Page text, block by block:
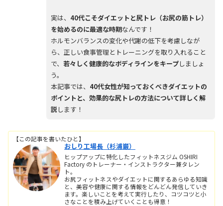
実は、 40代こそダイエットと尻トレ（お尻の筋トレ）
を始めるのに最適な時期なんです！
ホルモンバランスの変化や代謝の低下を考慮しなが
ら、正しい食事管理とトレーニングを取り入れること
で、 若々しく健康的なボディラインをキープしましょ
う。
本記事では、 40代女性が知っておくべきダイエットの
ポイントと、効果的な尻トレの方法について詳しく解
説 します！
【この記事を書いたひと】
おしり工場長（杉浦巌）
ヒップアップに特化したフィットネスジム OSHIRI
Factory のトレーナー・インストラクター兼タレン
ト。
お尻フィットネスやダイエットに関するあらゆる知識
と、美容や健康に関する情報をどんどん発信していき
ます。楽しいことを考えて実行したり、コツコツと小
さなことを積み上げていくことも得意！